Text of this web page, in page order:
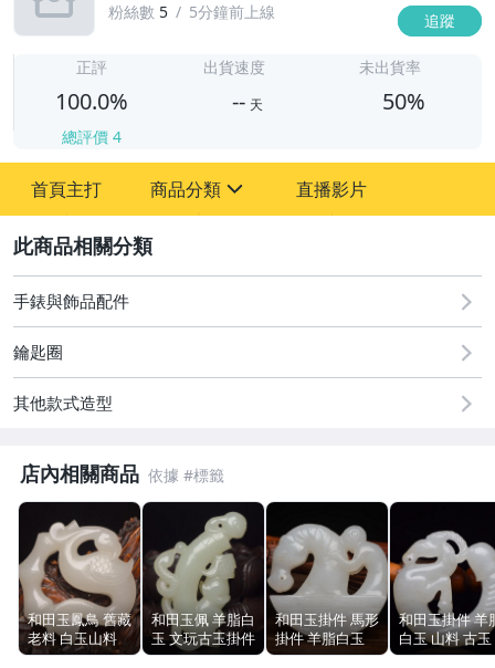
粉絲數 5 5分鐘前上線 追蹤
正評
100.0%
總評價 4
出貨速度
-- 天
未出貨率
50%
首頁主打 商品分類
圖書/影音/文具
古董、藝術與礦石
偶像、球員卡與郵幣
直播影片
手錶與飾品配件
鑰匙圈
其他款式造型
店內相關商品
和田玉鳳鳥 舊藏
老料 白玉山料
文玩古玉 36g
和田玉佩 羊脂白
玉 文玩古玉掛件
山料 55g 7.6cm
和田玉掛件 馬形
掛件 羊脂白玉
山料 文玩古玉
和田玉掛件 羊
白玉 山料 古玉
文玩